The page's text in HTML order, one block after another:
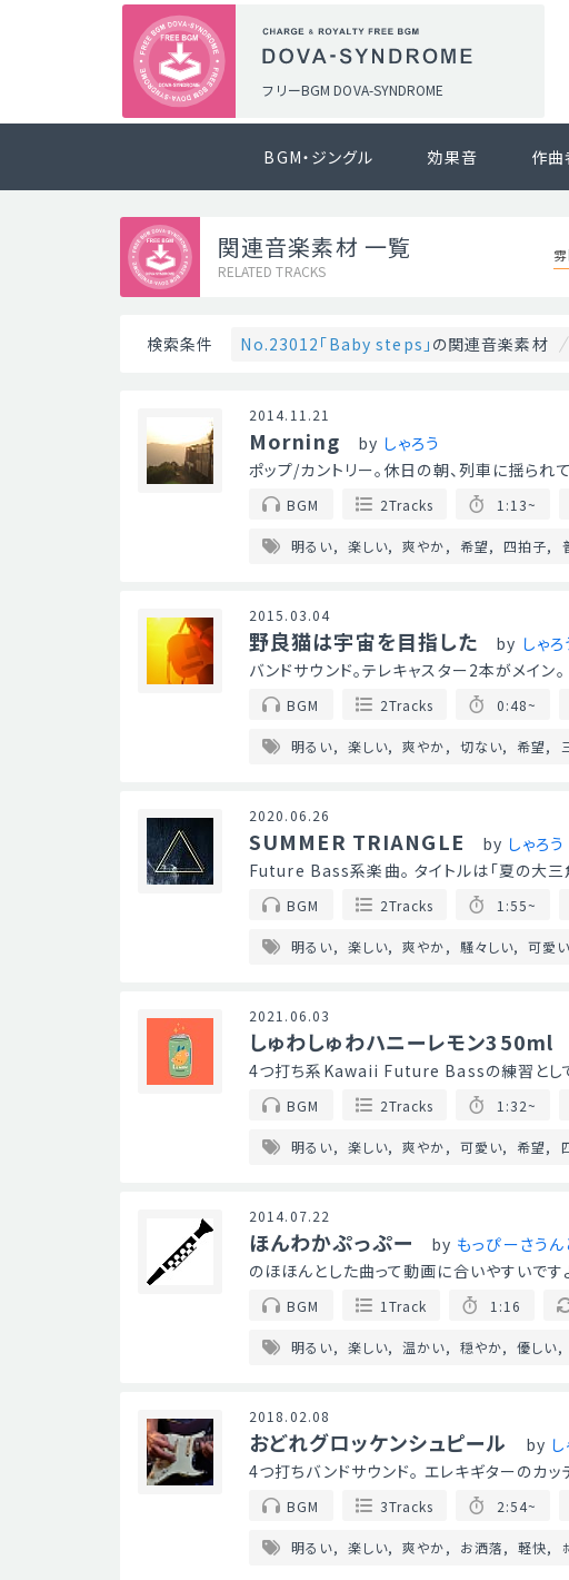
フリーBGM DOVA-SYNDROME
BGM・ジングル 効果音 作曲
関連音楽素材 一覧
RELATED TRACKS
検索条件 No.23012「Baby steps」 の関連音楽素材
2014.11.21
Morning by しゃろう
ポップ/カントリー。休日の朝、列車に揺られ
BGM 2Tracks 1:13~
明るい 楽しい 爽やか 希望 四拍子
2015.03.04
野良猫は宇宙を目指した by しゃろ
バンドサウンド。テレキャスター2本がメイ
BGM 2Tracks 0:48~
明るい 楽しい 爽やか 切ない 希望
2020.06.26
SUMMER TRIANGLE by しゃろう
Future Bass系楽曲。 タイトルは「夏の大三
BGM 2Tracks 1:55~
明るい 楽しい 爽やか 騒々しい 可愛い
2021.06.03
しゅわしゅわハニーレモン350ml
4つ打ち系Kawaii Future Bassの練習とし
BGM 2Tracks 1:32~
明るい 楽しい 爽やか 可愛い 希望
2014.07.22
ほんわかぷっぷー by もっぴーさうん
のほほんとした曲って動画に合いやすいです
BGM 1Track 1:16
明るい 楽しい 温かい 穏やか 優しい
2018.02.08
おどれグロッケンシュピール by
4つ打ちバンドサウンド。 エレキギターのカ
BGM 3Tracks 2:54~
明るい 楽しい 爽やか お洒落 軽快